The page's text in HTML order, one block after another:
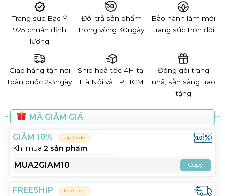
Trang sức Bạc Ý
925 chuẩn định
lượng
Đổi trả sản phẩm
trong vòng 30ngày
Bảo hành làm mới
trang sức trọn đời
Giao hàng tận nơi
toàn quốc 2-3ngày
Ship hoả tốc 4H tại
Hà Nội và TP.HCM
Đóng gói trang
nhã, sẵn sàng trao
tặng
MÃ GIẢM GIÁ
GIẢM 10% Top Code
Khi mua 2 sản phẩm
MUA2GIAM10 Copy
FREESHIP Top Code